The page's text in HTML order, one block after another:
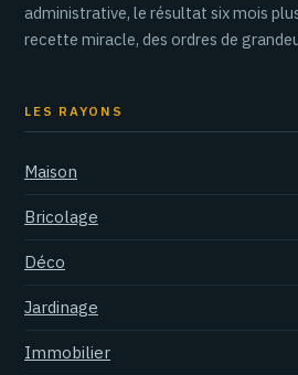
administrative, le résultat six mois
recette miracle, des ordres de
LES RAYONS
Maison
Bricolage
Déco
Jardinage
Immobilier